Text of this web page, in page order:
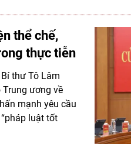
thể chế,
thực tiễn
thư Tô Lâm
ương về
mạnh yêu cầu
luật tốt